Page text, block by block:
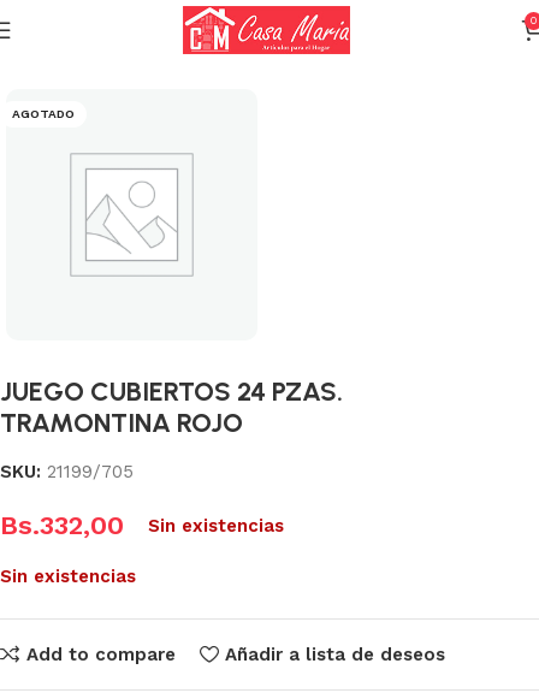
0
Varios (Menaje)
AGOTADO
JUEGO CUBIERTOS 24 PZAS.
TRAMONTINA ROJO
SKU: 21199/705
Bs.332,00 Sin existencias
Sin existencias
Add to compare Añadir a lista de deseos